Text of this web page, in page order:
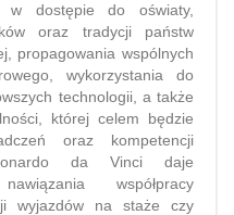
w dostępie do oświaty,
oraz tradycji państw
propagowania wspólnych
wykorzystania do
technologii, a także
której celem będzie
oraz kompetencji
da Vinci daje
współpracy
wyjazdów na staże czy